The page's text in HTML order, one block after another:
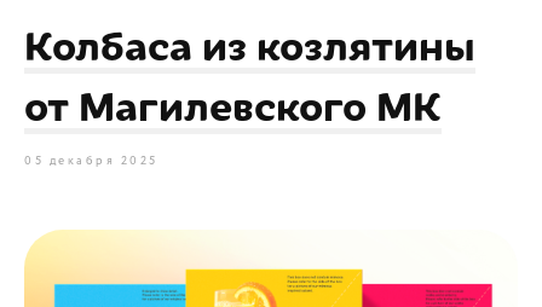
Колбаса из козлятины
от Магилевского МК
05 декабря 2025